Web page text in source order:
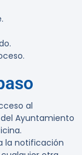
.
.
.
al
Ayuntamiento
la notificación